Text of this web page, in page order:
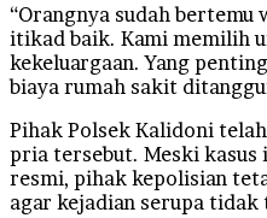
“Orangnya sudah bertemu
itikad baik. Kami memilih
kekeluargaan. Yang
biaya rumah sakit
Pihak Polsek Kalidoni
pria tersebut. Meski
resmi, pihak kepolisian
agar kejadian serupa tidak